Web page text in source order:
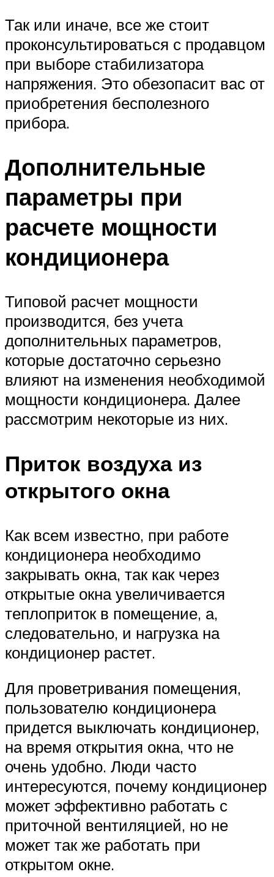
Так или иначе, все же стоит
проконсультироваться с продавцом
при выборе стабилизатора
напряжения. Это обезопасит вас от
приобретения бесполезного
прибора.
Дополнительные
параметры при
расчете мощности
кондиционера
Типовой расчет мощности
производится, без учета
дополнительных параметров,
которые достаточно серьезно
влияют на изменения необходимой
мощности кондиционера. Далее
рассмотрим некоторые из них.
Приток воздуха из
открытого окна
Как всем известно, при работе
кондиционера необходимо
закрывать окна, так как через
открытые окна увеличивается
теплоприток в помещение, а,
следовательно, и нагрузка на
кондиционер растет.
Для проветривания помещения,
пользователю кондиционера
придется выключать кондиционер,
на время открытия окна, что не
очень удобно. Люди часто
интересуются, почему кондиционер
может эффективно работать с
приточной вентиляцией, но не
может так же работать при
открытом окне.